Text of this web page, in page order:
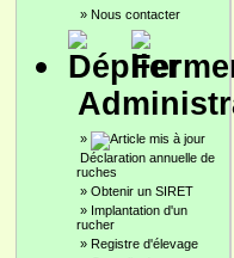
» Nous contacter
»
Déclaration annuelle de
ruches
» Obtenir un SIRET
» Implantation d'un
rucher
» Registre d'élevage